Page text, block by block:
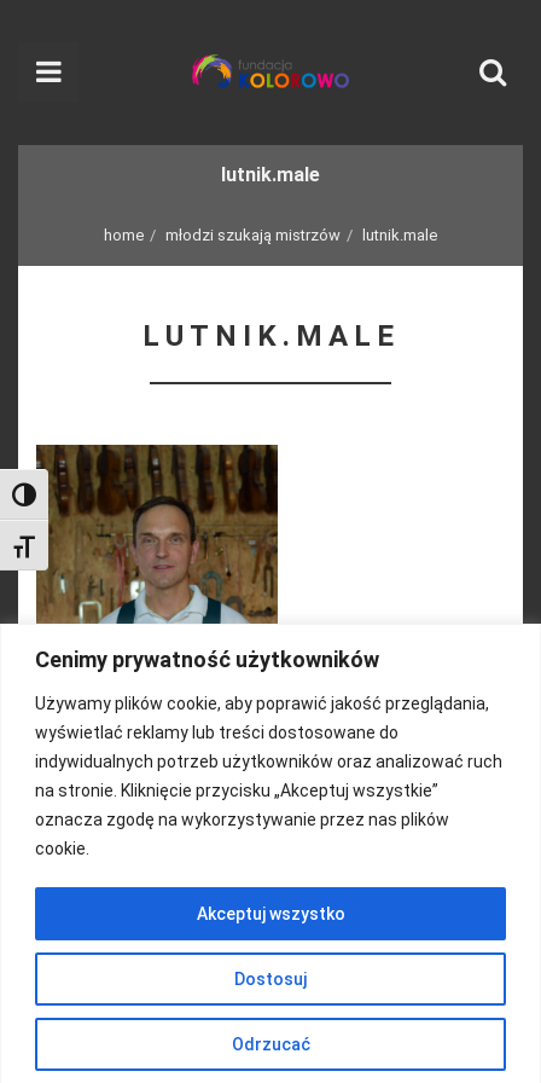
Cenimy prywatność użytkowników
Używamy plików cookie, aby poprawić jakość przeglądania,
wyświetlać reklamy lub treści dostosowane do
indywidualnych potrzeb użytkowników oraz analizować ruch
na stronie. Kliknięcie przycisku „Akceptuj wszystkie”
oznacza zgodę na wykorzystywanie przez nas plików
cookie.
Dostosuj
Odrzucać
Akceptuj wszystko
Toggle High Contrast
Toggle Font size
lutnik.male
home młodzi szukają mistrzów lutnik.male
LUTNIK.MALE
FUNDACJA KOLOROWO